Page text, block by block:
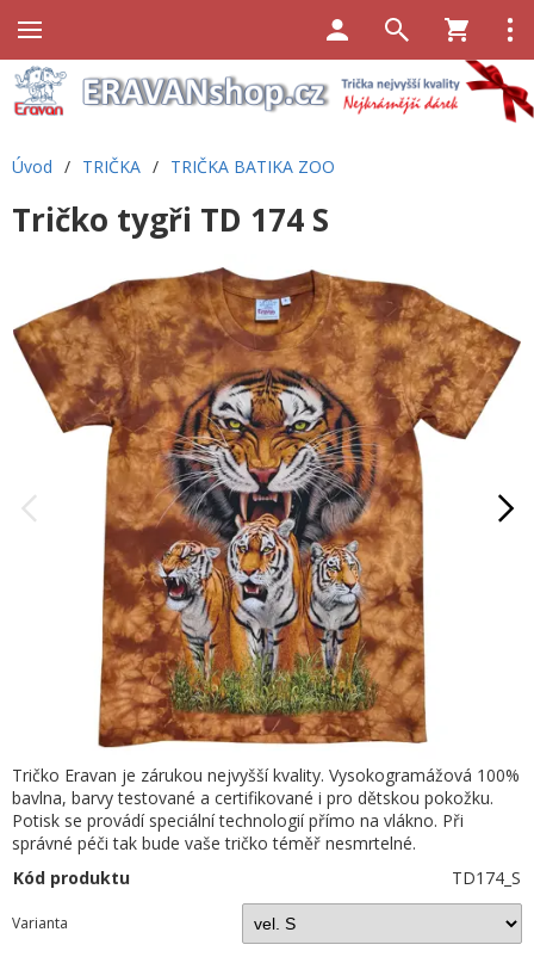
Úvod / TRIČKA / TRIČKA BATIKA ZOO
Tričko tygři TD 174 S
Tričko Eravan je zárukou nejvyšší kvality. Vysokogramážová 100%
bavlna, barvy testované a certifikované i pro dětskou pokožku.
Potisk se provádí speciální technologií přímo na vlákno. Při
správné péči tak bude vaše tričko téměř nesmrtelné.
Kód produktu
TD174_S
Varianta